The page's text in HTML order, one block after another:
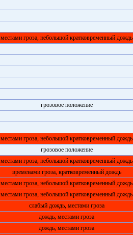
местами гроза, небольшой кратковременный дождь
грозовое положение
местами гроза, небольшой кратковременный дождь
грозовое положение
местами гроза, небольшой кратковременный дождь
временами гроза, кратковременный дождь
местами гроза, небольшой кратковременный дождь
местами гроза, небольшой кратковременный дождь
слабый дождь, местами гроза
дождь, местами гроза
дождь, местами гроза